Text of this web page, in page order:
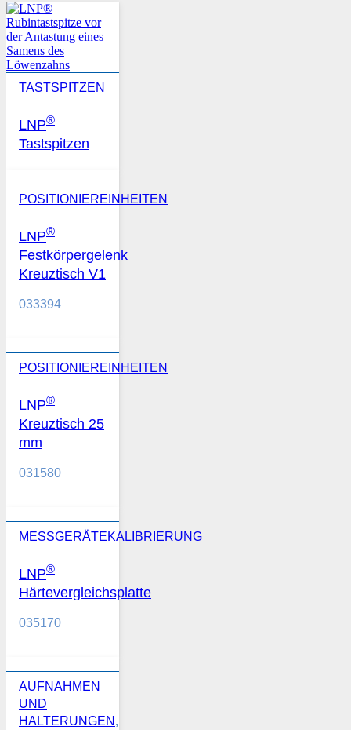
TASTSPITZEN
LNP®
Tastspitzen
POSITIONIEREINHEITEN
LNP®
Festkörpergelenk
Kreuztisch V1
033394
POSITIONIEREINHEITEN
LNP®
Kreuztisch 25
mm
031580
MESSGERÄTEKALIBRIERUNG
LNP®
Härtevergleichsplatte
035170
AUFNAHMEN
UND
HALTERUNGEN ,